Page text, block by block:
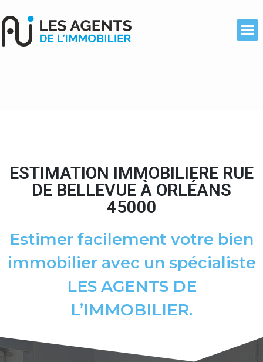
ESTIMATION IMMOBILIERE RUE
DE BELLEVUE À ORLÉANS
45000
Estimer facilement votre bien
immobilier avec un spécialiste
LES AGENTS DE
L’IMMOBILIER.